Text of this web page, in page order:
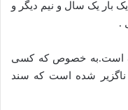
بار یک سال و نیم دیگر و
است.به خصوص که کسی
شده است که سند